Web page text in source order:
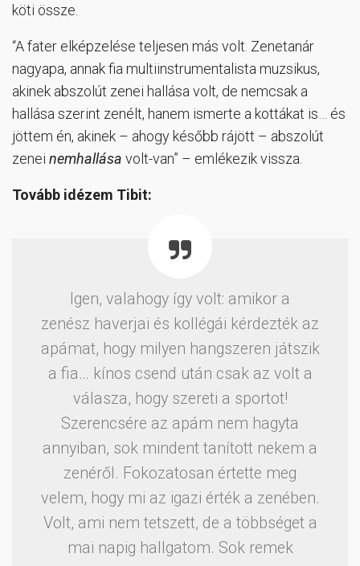
köti össze.
“A fater elképzelése teljesen más volt. Zenetanár
nagyapa, annak fia multiinstrumentalista muzsikus,
akinek abszolút zenei hallása volt, de nemcsak a
hallása szerint zenélt, hanem ismerte a kottákat is… és
jöttem én, akinek – ahogy később rájött – abszolút
zenei nemhallása volt-van” – emlékezik vissza.
Tovább idézem Tibit:
Igen, valahogy így volt: amikor a
zenész haverjai és kollégái kérdezték az
apámat, hogy milyen hangszeren játszik
a fia… kínos csend után csak az volt a
válasza, hogy szereti a sportot!
Szerencsére az apám nem hagyta
annyiban, sok mindent tanított nekem a
zenéről. Fokozatosan értette meg
velem, hogy mi az igazi érték a zenében.
Volt, ami nem tetszett, de a többséget a
mai napig hallgatom. Sok remek